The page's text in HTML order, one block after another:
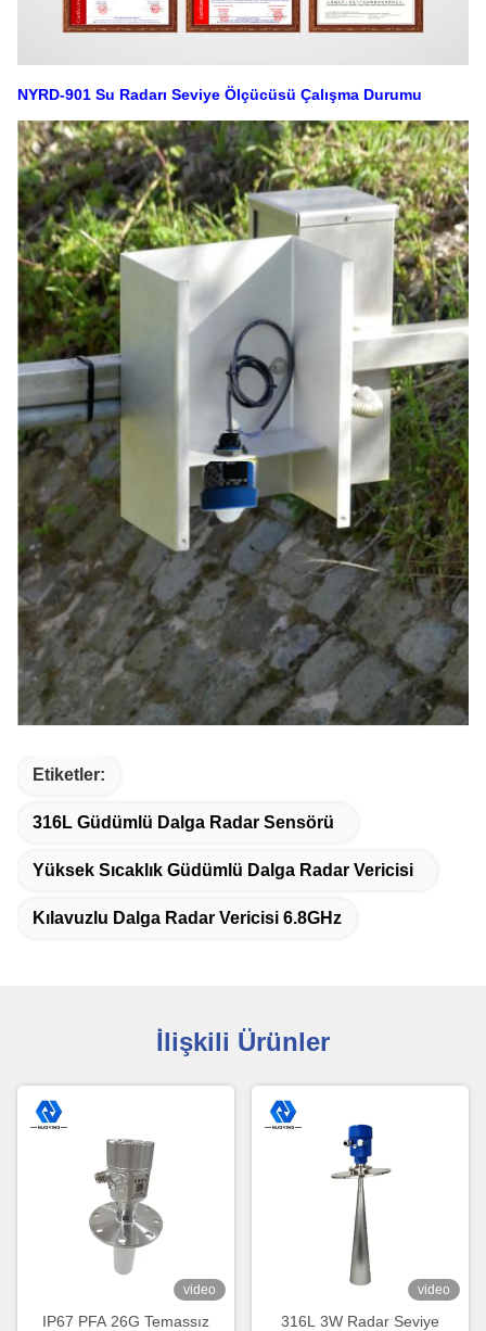
NYRD-901 Su Radarı Seviye Ölçücüsü Çalışma Durumu
Etiketler:
316L Güdümlü Dalga Radar Sensörü
Yüksek Sıcaklık Güdümlü Dalga Radar Vericisi
Kılavuzlu Dalga Radar Vericisi 6.8GHz
İlişkili Ürünler
video
IP67 PFA 26G Temassız
video
316L 3W Radar Seviye